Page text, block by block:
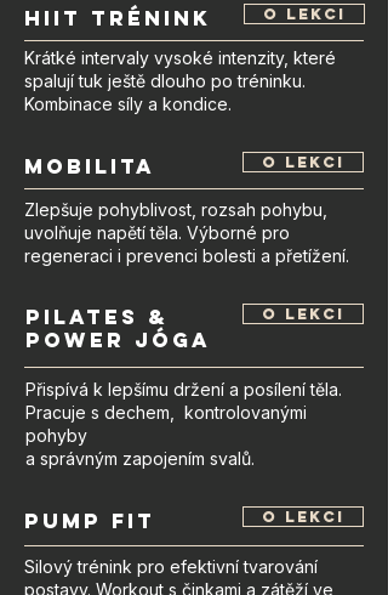
o lekci
hiit trénink
Krátké intervaly vysoké intenzity, které
spalují tuk ještě dlouho po tréninku.
Kombinace síly a kondice.
MOBILITA o lekci
Zlepšuje pohyblivost, rozsah pohybu,
uvolňuje napětí těla. Výborné pro
regeneraci i prevenci bolesti a přetížení.
Pilates &
power jóga
o lekci
Přispívá k lepšímu držení a posílení těla.
Pracuje s dechem, kontrolovanými
pohyby
a správným zapojením svalů.
Pump Fit o lekci
Silový trénink pro efektivní tvarování
postavy. Workout s činkami a zátěží ve